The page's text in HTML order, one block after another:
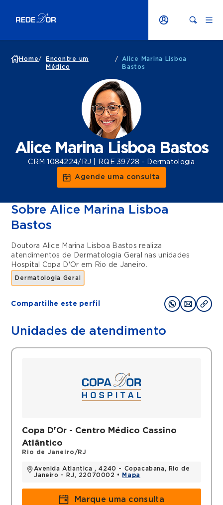
Home/
Encontre um
Médico
/
Alice Marina Lisboa
Bastos
Alice Marina Lisboa Bastos
CRM 1084224/RJ | RQE 39728 - Dermatologia
Agende uma consulta
Sobre Alice Marina Lisboa
Bastos
Doutora Alice Marina Lisboa Bastos realiza
atendimentos de
Dermatologia Geral
nas unidades
Hospital Copa D'Or em Rio de Janeiro.
Dermatologia Geral
Compartilhe este perfil
Unidades de atendimento
Copa D'Or - Centro Médico Cassino
Atlântico
Rio de Janeiro/RJ
Avenida Atlantica , 4240 - Copacabana, Rio de
Janeiro - RJ, 22070002 •
Mapa
Marque uma consulta